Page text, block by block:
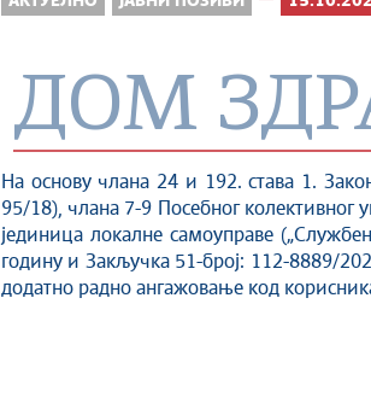
ДОМ
На основу члана 24 и 192. става 1.
95/18), члана 7-9 Посебног колективног
јединица локалне самоуправе
годину и Закључка 51-број: 112-8889/
додатно радно ангажовање код